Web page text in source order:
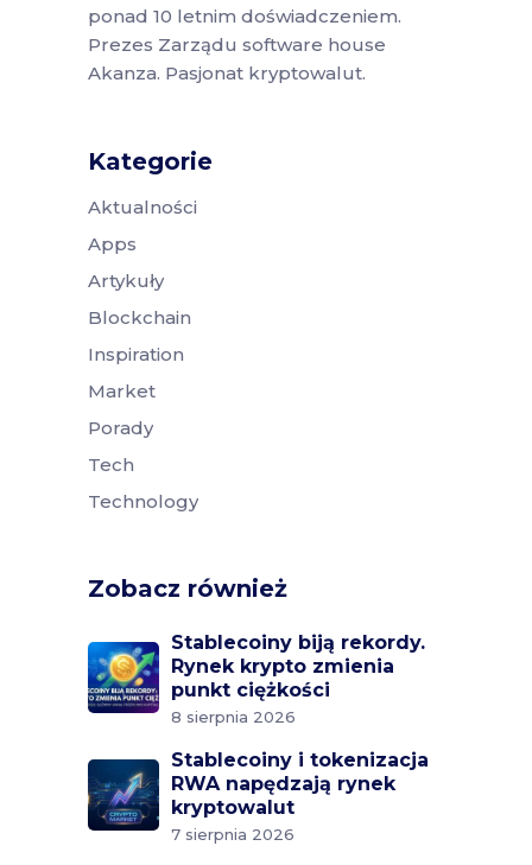
ponad 10 letnim doświadczeniem.
Prezes Zarządu software house
Akanza. Pasjonat kryptowalut.
Kategorie
Aktualności
Apps
Artykuły
Blockchain
Inspiration
Market
Porady
Tech
Technology
Zobacz również
Stablecoiny biją rekordy.
Rynek krypto zmienia
punkt ciężkości
8 sierpnia 2026
Stablecoiny i tokenizacja
RWA napędzają rynek
kryptowalut
7 sierpnia 2026